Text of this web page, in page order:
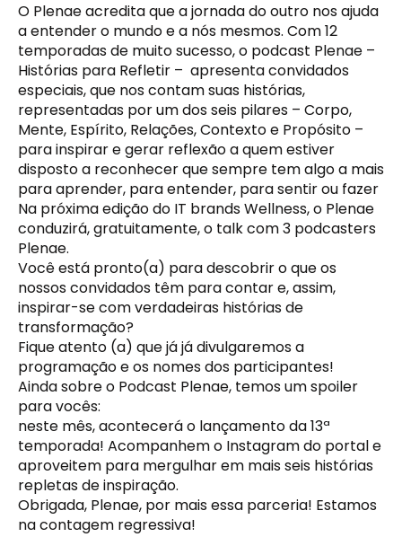
O Plenae acredita que a jornada do outro nos ajuda
a entender o mundo e a nós mesmos. Com 12
temporadas de muito sucesso, o podcast Plenae –
Histórias para Refletir – apresenta convidados
especiais, que nos contam suas histórias,
representadas por um dos seis pilares – Corpo,
Mente, Espírito, Relações, Contexto e Propósito –
para inspirar e gerar reflexão a quem estiver
disposto a reconhecer que sempre tem algo a mais
para aprender, para entender, para sentir ou fazer
Na próxima edição do IT brands Wellness, o Plenae
conduzirá, gratuitamente, o talk com 3 podcasters
Plenae.
Você está pronto(a) para descobrir o que os
nossos convidados têm para contar e, assim,
inspirar-se com verdadeiras histórias de
transformação?
Fique atento (a) que já já divulgaremos a
programação e os nomes dos participantes!
Ainda sobre o Podcast Plenae, temos um spoiler
para vocês:
neste mês, acontecerá o lançamento da 13ª
temporada! Acompanhem o Instagram do portal e
aproveitem para mergulhar em mais seis histórias
repletas de inspiração.
Obrigada, Plenae, por mais essa parceria! Estamos
na contagem regressiva!